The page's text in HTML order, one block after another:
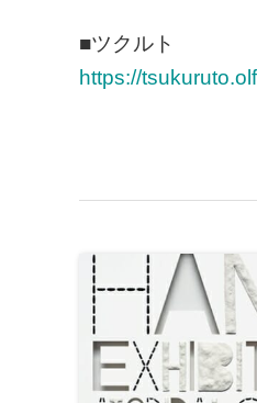
■ツクルト
https://